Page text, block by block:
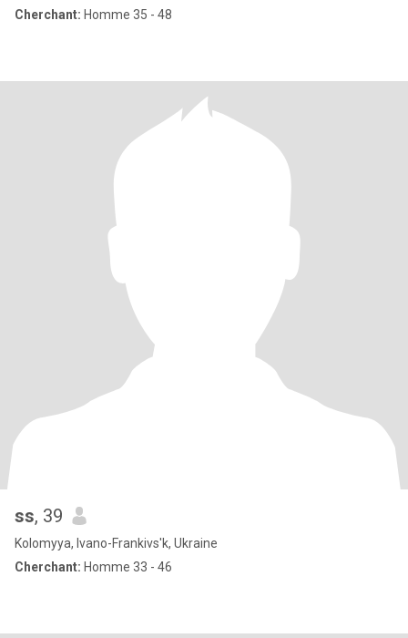
Cherchant: Homme 35 - 48
ss, 39
Kolomyya, Ivano-Frankivs'k, Ukraine
Cherchant: Homme 33 - 46